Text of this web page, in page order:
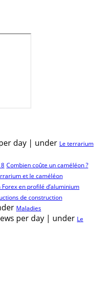
day | under Le terrarium
Combien coûte un caméléon ?
et le caméléon
en profilé d’aluminium
de construction
Maladies
per day | under Le